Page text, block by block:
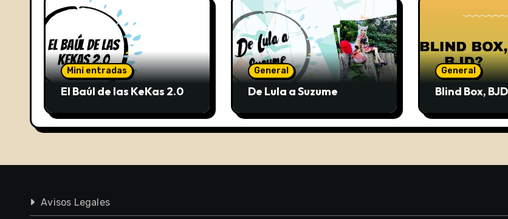
Mini entradas
El Baúl de las KeKas 2.0
General
De Lula a Suzume
General
Blind Box,
Avisos Legales